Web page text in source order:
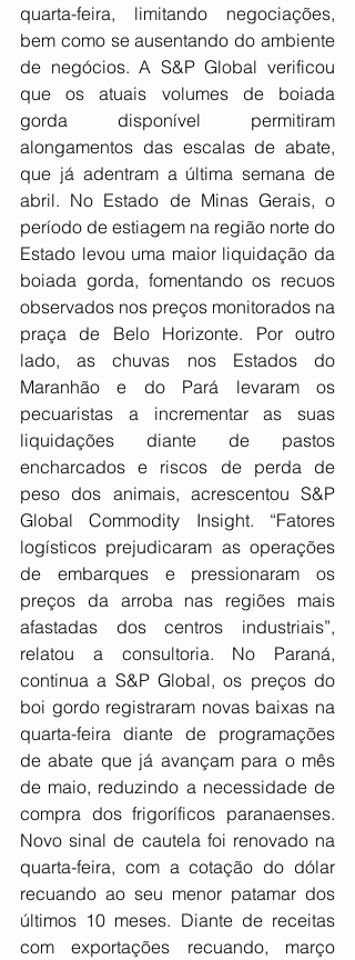
quarta-feira, limitando negociações,
bem como se ausentando do ambiente
de negócios. A S&P Global verificou
que os atuais volumes de boiada
gorda disponível permitiram
alongamentos das escalas de abate,
que já adentram a última semana de
abril. No Estado de Minas Gerais, o
período de estiagem na região norte do
Estado levou uma maior liquidação da
boiada gorda, fomentando os recuos
observados nos preços monitorados na
praça de Belo Horizonte. Por outro
lado, as chuvas nos Estados do
Maranhão e do Pará levaram os
pecuaristas a incrementar as suas
liquidações diante de pastos
encharcados e riscos de perda de
peso dos animais, acrescentou S&P
Global Commodity Insight. “Fatores
logísticos prejudicaram as operações
de embarques e pressionaram os
preços da arroba nas regiões mais
afastadas dos centros industriais”,
relatou a consultoria. No Paraná,
continua a S&P Global, os preços do
boi gordo registraram novas baixas na
quarta-feira diante de programações
de abate que já avançam para o mês
de maio, reduzindo a necessidade de
compra dos frigoríficos paranaenses.
Novo sinal de cautela foi renovado na
quarta-feira, com a cotação do dólar
recuando ao seu menor patamar dos
últimos 10 meses. Diante de receitas
com exportações recuando, março